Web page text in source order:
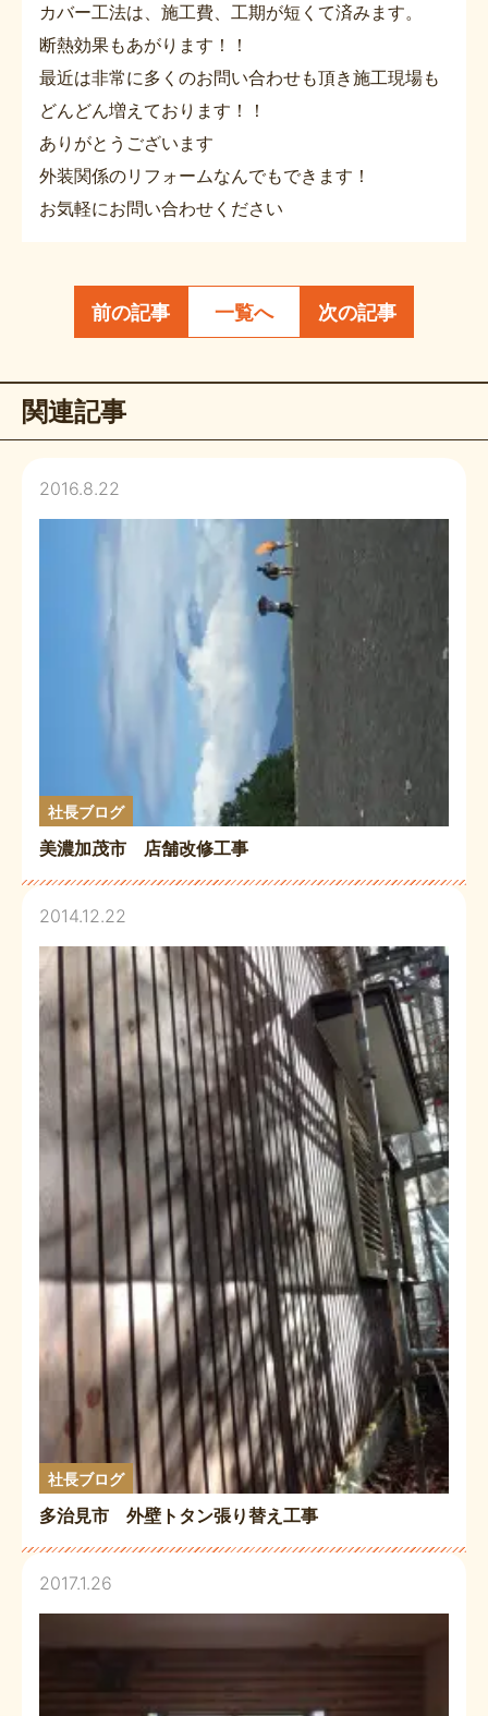
カバー工法は、施工費、工期が短くて済みます。
断熱効果もあがります！！
最近は非常に多くのお問い合わせも頂き施工現場も
どんどん増えております！！
ありがとうございます
外装関係のリフォームなんでもできます！
お気軽にお問い合わせください
前の記事 一覧へ 次の記事
関連記事
2016.8.22
社長ブログ
美濃加茂市 店舗改修工事
2014.12.22
社長ブログ
多治見市 外壁トタン張り替え工事
2017.1.26